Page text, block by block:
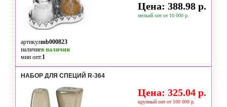
Цена: 388.98 р.
мелкий опт от 10 000 р.
артикулmb000823
наличиев наличии
мин опт.1
НАБОР ДЛЯ СПЕЦИЙ R-364
Цена: 325.04 р.
крупный опт от 100 000 р.